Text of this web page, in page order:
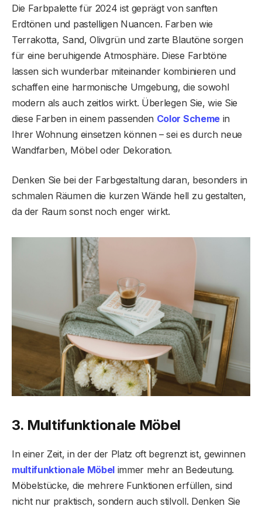
Die Farbpalette für 2024 ist geprägt von sanften
Erdtönen und pastelligen Nuancen. Farben wie
Terrakotta, Sand, Olivgrün und zarte Blautöne sorgen
für eine beruhigende Atmosphäre. Diese Farbtöne
lassen sich wunderbar miteinander kombinieren und
schaffen eine harmonische Umgebung, die sowohl
modern als auch zeitlos wirkt. Überlegen Sie, wie Sie
diese Farben in einem passenden Color Schemein
Ihrer Wohnung einsetzen können – sei es durch neue
Wandfarben, Möbel oder Dekoration.
Denken Sie bei der Farbgestaltung daran, besonders in
schmalen Räumen die kurzen Wände hell zu gestalten,
da der Raum sonst noch enger wirkt.
3. Multifunktionale Möbel
In einer Zeit, in der der Platz oft begrenzt ist, gewinnen
multifunktionale Möbelimmer mehr an Bedeutung.
Möbelstücke, die mehrere Funktionen erfüllen, sind
nicht nur praktisch, sondern auch stilvoll. Denken Sie